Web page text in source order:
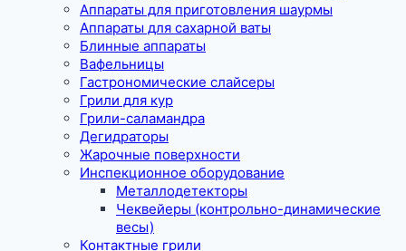
Аппараты для приготовления шаурмы
Аппараты для сахарной ваты
Блинные аппараты
Вафельницы
Гастрономические слайсеры
Грили для кур
Грили-саламандра
Дегидраторы
Жарочные поверхности
Инспекционное оборудование
Металлодетекторы
Чеквейеры (контрольно-динамические
весы)
Контактные грили